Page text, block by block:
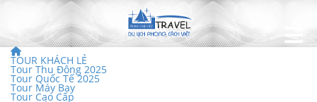
TOUR KHÁCH LẺ
Tour Thu Đông 2025
Tour Quốc Tế 2025
Tour Máy Bay
Tour Cao Cấp